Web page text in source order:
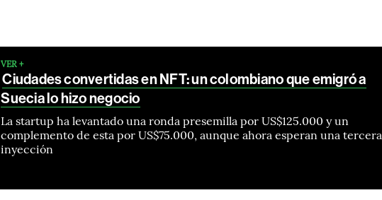
VER +
Ciudades convertidas en NFT: un colombiano que emigró a
Suecia lo hizo negocio
La startup ha levantado una ronda presemilla por US$125.000 y un
complemento de esta por US$75.000, aunque ahora esperan una tercera
inyección